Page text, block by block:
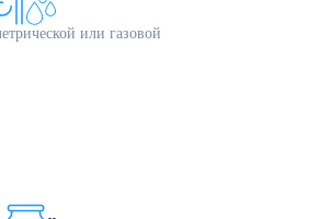
или газовой